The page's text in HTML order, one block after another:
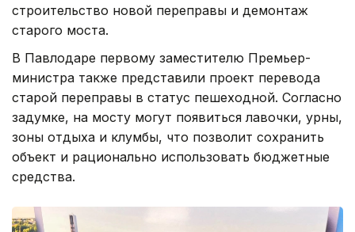
строительство новой переправы и демонтаж
старого моста.
В Павлодаре первому заместителю Премьер-
министра также представили проект перевода
старой переправы в статус пешеходной. Согласно
задумке, на мосту могут появиться лавочки, урны,
зоны отдыха и клумбы, что позволит сохранить
объект и рационально использовать бюджетные
средства.